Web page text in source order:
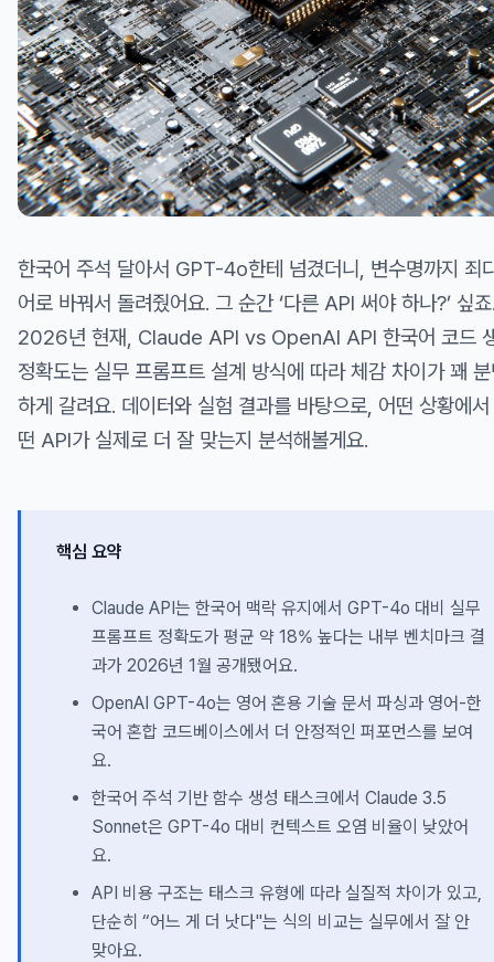
한국어 주석 달아서 GPT-4o한테 넘겼더니, 변수명까지 죄
어로 바꿔서 돌려줬어요. 그 순간 ‘다른 API 써야 하나?’ 싶
2026년 현재, Claude API vs OpenAI API 한국어 코드
정확도는 실무 프롬프트 설계 방식에 따라 체감 차이가 꽤
하게 갈려요. 데이터와 실험 결과를 바탕으로, 어떤 상황에
떤 API가 실제로 더 잘 맞는지 분석해볼게요.
핵심 요약
Claude API는 한국어 맥락 유지에서 GPT-4o 대비 실무
프롬프트 정확도가 평균 약 18% 높다는 내부 벤치마크 결
과가 2026년 1월 공개됐어요.
OpenAI GPT-4o는 영어 혼용 기술 문서 파싱과 영어-한
국어 혼합 코드베이스에서 더 안정적인 퍼포먼스를 보여
요.
한국어 주석 기반 함수 생성 태스크에서 Claude 3.5
Sonnet은 GPT-4o 대비 컨텍스트 오염 비율이 낮았어
요.
API 비용 구조는 태스크 유형에 따라 실질적 차이가 있고,
단순히 “어느 게 더 낫다"는 식의 비교는 실무에서 잘 안
맞아요.